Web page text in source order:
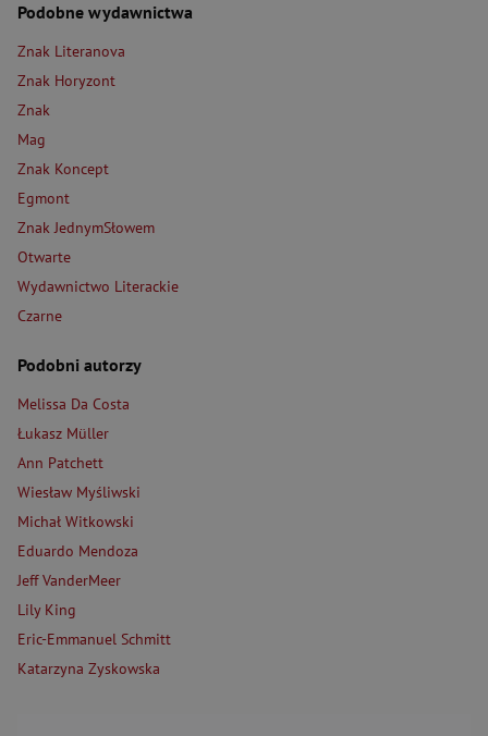
Podobne wydawnictwa
Znak Literanova
Znak Horyzont
Znak
Mag
Znak Koncept
Egmont
Znak JednymSłowem
Otwarte
Wydawnictwo Literackie
Czarne
Podobni autorzy
Melissa Da Costa
Łukasz Müller
Ann Patchett
Wiesław Myśliwski
Michał Witkowski
Eduardo Mendoza
Jeff VanderMeer
Lily King
Eric-Emmanuel Schmitt
Katarzyna Zyskowska